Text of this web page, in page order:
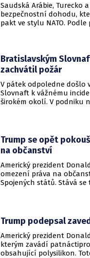
Saudská Arábie, Turecko
bezpečnostní dohodu,
pakt ve stylu NATO.
Bratislavským
zachvátil požár
V pátek odpoledne došlo
Slovnaft k vážnému
širokém okolí. V podniku
Trump se opět
na občanství
Americký prezident
omezení práva na
Spojených států. Stává
Trump podepsal
Americký prezident
kterým zavádí
obsahující polysilikon.